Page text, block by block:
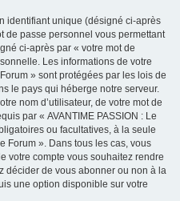
identifiant unique (désigné ci-après
de passe personnel vous permettant
ci-après par « votre mot de
Les informations de votre
» sont protégées par les lois de
le pays qui héberge notre serveur.
nom d’utilisateur, de votre mot de
par « AVANTIME PASSION : Le
ou facultatives, à la seule
Forum ». Dans tous les cas, vous
votre compte vous souhaitez rendre
décider de vous abonner ou non à la
une option disponible sur votre